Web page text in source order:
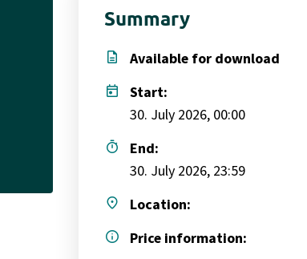
Summary
description
Available for download
today
Start:
30. July 2026, 00:00
timer
End:
30. July 2026, 23:59
place
Location:
info
Price information: